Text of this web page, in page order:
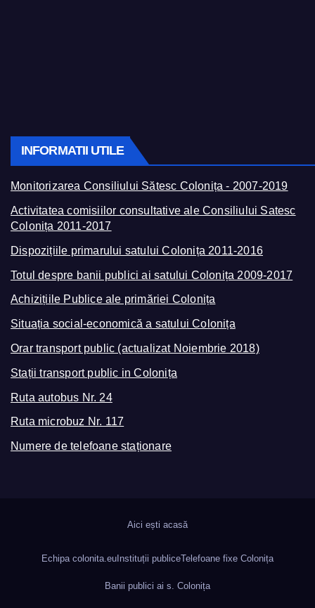
INFORMATII UTILE
Monitorizarea Consiliului Sătesc Colonița - 2007-2019
Activitatea comisiilor consultative ale Consiliului Satesc
Colonița 2011-2017
Dispozițiile primarului satului Colonița 2011-2016
Totul despre banii publici ai satului Colonița 2009-2017
Achizițiile Publice ale primăriei Colonița
Situația social-economică a satului Colonița
Orar transport public (actualizat Noiembrie 2018)
Stații transport public in Colonița
Ruta autobus Nr. 24
Ruta microbuz Nr. 117
Numere de telefoane staționare
Aici ești acasă
Echipa colonita.eu Instituții publiceTelefoane fixe Colonița
Banii publici ai s. Colonița